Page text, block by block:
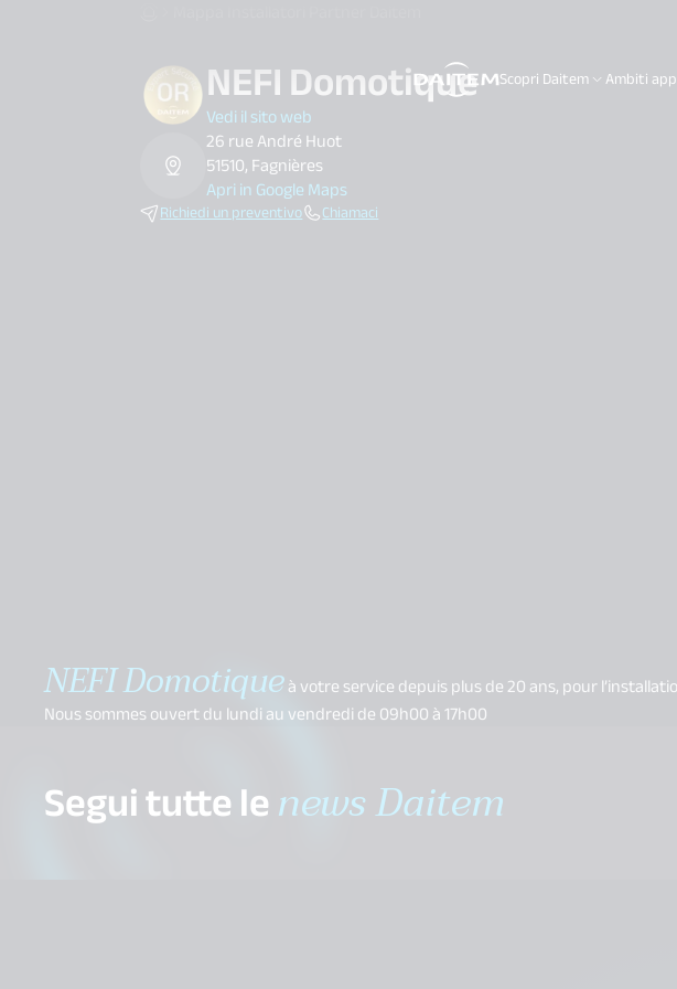
Scopri Daitem Ambiti
search.label
NEFI Domotique
Vedi il sito web
26 rue André Huot
51510, Fagnières
Apri in Google Maps
Richiedi un preventivo Chiamaci
NEFI Domotiqueà votre service depuis plus de 20 ans, pour
Nous sommes ouvert du lundi au vendredi de 09h00 à 17h00
Segui tutte lenews Daitem